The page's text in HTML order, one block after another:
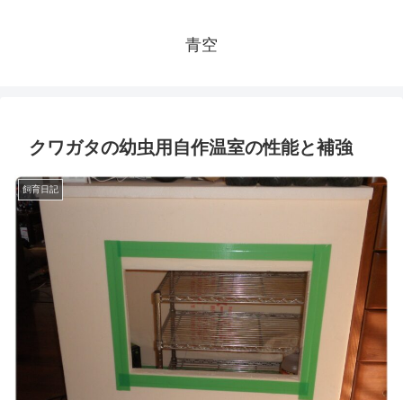
青空
クワガタの幼虫用自作温室の性能と補強
飼育日記